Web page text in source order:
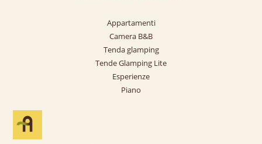
Appartamenti
Camera B&B
Tenda glamping
Tende Glamping Lite
Esperienze
Piano